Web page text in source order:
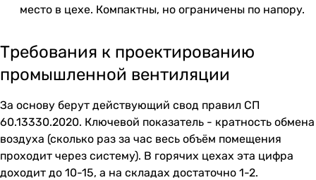
место в цехе. Компактны, но ограничены по напору.
Требования к проектированию
промышленной вентиляции
За основу берут действующий свод правил СП
60.13330.2020. Ключевой показатель - кратность обмена
воздуха (сколько раз за час весь объём помещения
проходит через систему). В горячих цехах эта цифра
доходит до 10-15, а на складах достаточно 1-2.